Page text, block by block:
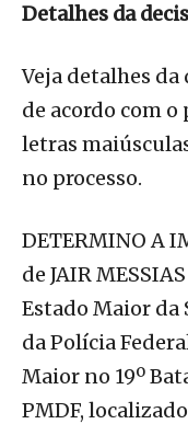
Detalhes da
Veja detalhes
de acordo com o
letras
no processo.
DETERMINO A
de JAIR
Estado Maior
da Polícia
Maior no 19º
PMDF,